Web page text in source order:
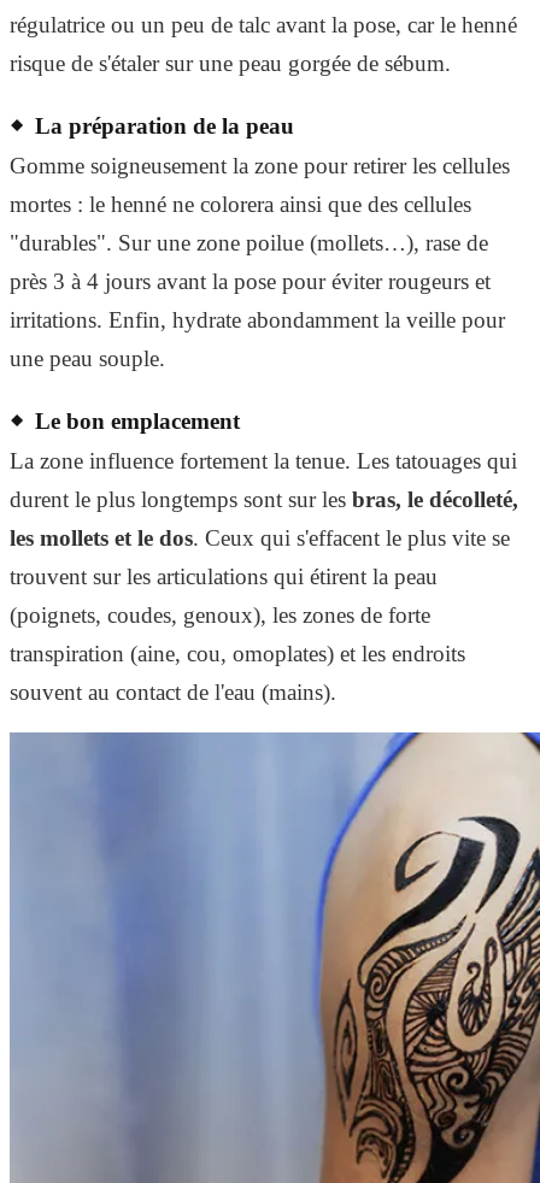
régulatrice ou un peu de talc avant la pose, car le henné
risque de s'étaler sur une peau gorgée de sébum.
La préparation de la peau
Gomme soigneusement la zone pour retirer les cellules
mortes : le henné ne colorera ainsi que des cellules
"durables". Sur une zone poilue (mollets…), rase de
près 3 à 4 jours avant la pose pour éviter rougeurs et
irritations. Enfin, hydrate abondamment la veille pour
une peau souple.
Le bon emplacement
La zone influence fortement la tenue. Les tatouages qui
durent le plus longtemps sont sur les bras, le décolleté,
les mollets et le dos. Ceux qui s'effacent le plus vite se
trouvent sur les articulations qui étirent la peau
(poignets, coudes, genoux), les zones de forte
transpiration (aine, cou, omoplates) et les endroits
souvent au contact de l'eau (mains).